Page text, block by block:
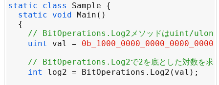
static
class Sample
static
void Main
// BitOperations.Log2メソッドはuint/ulongに
uint
val =
// BitOperations.Log2で2を底とした対数を求
int
log2 = BitOperations . Log2 ( val